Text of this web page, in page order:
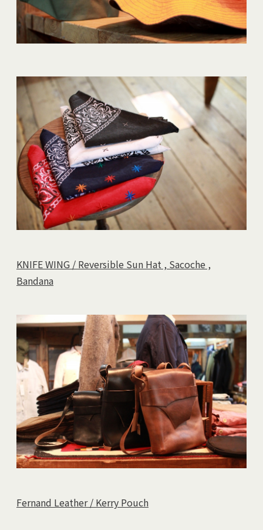
KNIFE WING / Reversible Sun Hat , Sacoche ,
Bandana
Fernand Leather / Kerry Pouch